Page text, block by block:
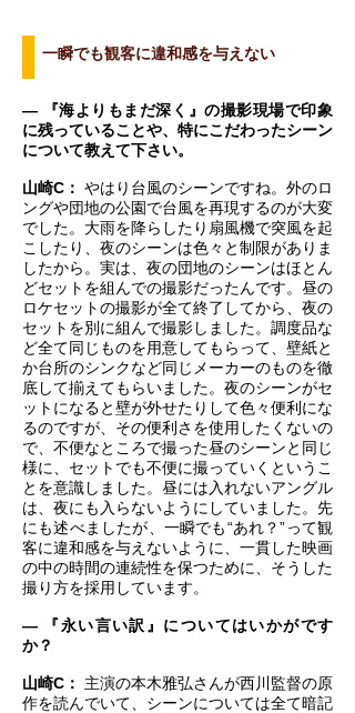
一瞬でも観客に違和感を与えない
― 『海よりもまだ深く』の撮影現場で印象
に残っていることや、特にこだわったシーン
について教えて下さい。
山崎C： やはり台風のシーンですね。外のロ
ングや団地の公園で台風を再現するのが大変
でした。大雨を降らしたり扇風機で突風を起
こしたり、夜のシーンは色々と制限がありま
したから。実は、夜の団地のシーンはほとん
どセットを組んでの撮影だったんです。昼の
ロケセットの撮影が全て終了してから、夜の
セットを別に組んで撮影しました。調度品な
ど全て同じものを用意してもらって、壁紙と
か台所のシンクなど同じメーカーのものを徹
底して揃えてもらいました。夜のシーンがセ
ットになると壁が外せたりして色々便利にな
るのですが、その便利さを使用したくないの
で、不便なところで撮った昼のシーンと同じ
様に、セットでも不便に撮っていくというこ
とを意識しました。昼には入れないアングル
は、夜にも入らないようにしていました。先
にも述べましたが、一瞬でも“あれ？”って観
客に違和感を与えないように、一貫した映画
の中の時間の連続性を保つために、そうした
撮り方を採用しています。
― 『永い言い訳』についてはいかがです
か？
山崎C：
主演の本木雅弘さんが西川監督の原
作を読んでいて、シーンについては全て暗記